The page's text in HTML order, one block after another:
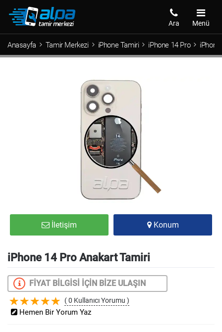
Menü
Ara
Anasayfa Tamir Merkezi iPhone Tamiri iPhone 14 Pro
İletişim Konum
iPhone 14 Pro Anakart Tamiri
FİYAT BİLGİSİ İÇİN BİZE ULAŞIN
( 0 Kullanıcı Yorumu )
Hemen Bir Yorum Yaz